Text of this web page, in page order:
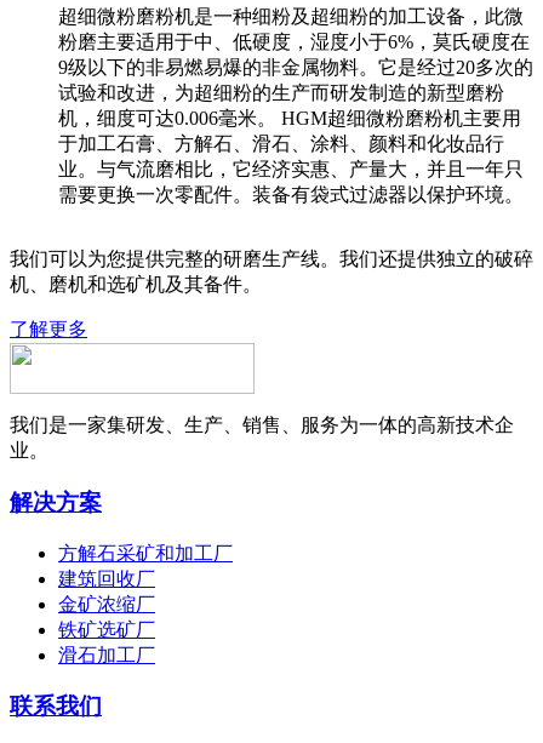
超细微粉磨粉机是一种细粉及超细粉的加工设备，此微
粉磨主要适用于中、低硬度，湿度小于6%，莫氏硬度在
9级以下的非易燃易爆的非金属物料。它是经过20多次的
试验和改进，为超细粉的生产而研发制造的新型磨粉
机，细度可达0.006毫米。 HGM超细微粉磨粉机主要用
于加工石膏、方解石、滑石、涂料、颜料和化妆品行
业。与气流磨相比，它经济实惠、产量大，并且一年只
需要更换一次零配件。装备有袋式过滤器以保护环境。
我们可以为您提供完整的研磨生产线。我们还提供独立的破碎
机、磨机和选矿机及其备件。
了解更多
我们是一家集研发、生产、销售、服务为一体的高新技术企
业。
解决方案
方解石采矿和加工厂
建筑回收厂
金矿浓缩厂
铁矿选矿厂
滑石加工厂
联系我们